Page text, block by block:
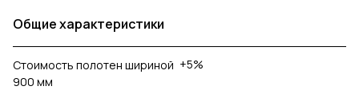
Общие характеристики
Стоимость полотен шириной
900 мм
+5%